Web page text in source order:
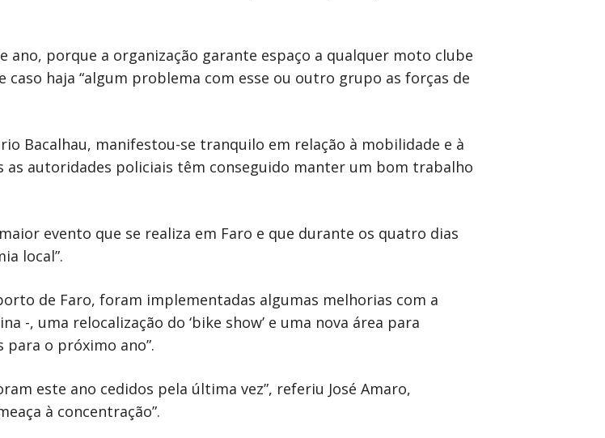
ano, porque a organização garante espaço a qualquer moto clube
caso haja “algum problema com esse ou outro grupo as forças de
Bacalhau, manifestou-se tranquilo em relação à mobilidade e à
as autoridades policiais têm conseguido manter um bom trabalho
evento que se realiza em Faro e que durante os quatro dias
local”.
de Faro, foram implementadas algumas melhorias com a
-, uma relocalização do ‘bike show’ e uma nova área para
o próximo ano”.
este ano cedidos pela última vez”, referiu José Amaro,
à concentração”.